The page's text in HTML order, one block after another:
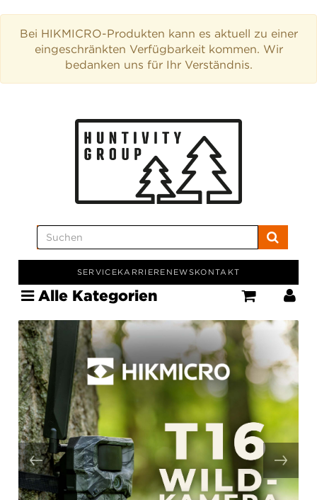
Bei HIKMICRO-Produkten kann es aktuell zu einer
eingeschränkten Verfügbarkeit kommen. Wir
bedanken uns für Ihr Verständnis.
SERVICEKARRIERE NEWSKONTAKT
Alle Kategorien